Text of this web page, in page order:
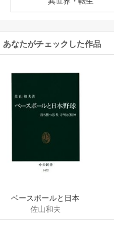
あなたがチェックした作品
ベースボールと日本
野球 打ち勝つ思考、
守り抜く精神
佐山和夫